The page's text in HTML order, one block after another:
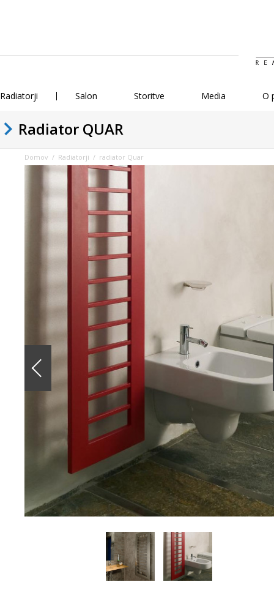
Radiatorji Salon Storitve Media O
Radiator QUAR
Domov / Radiatorji / radiator Quar